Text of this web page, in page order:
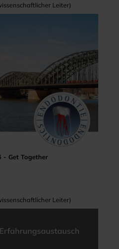
Leiter)
- Get Together
Leiter)